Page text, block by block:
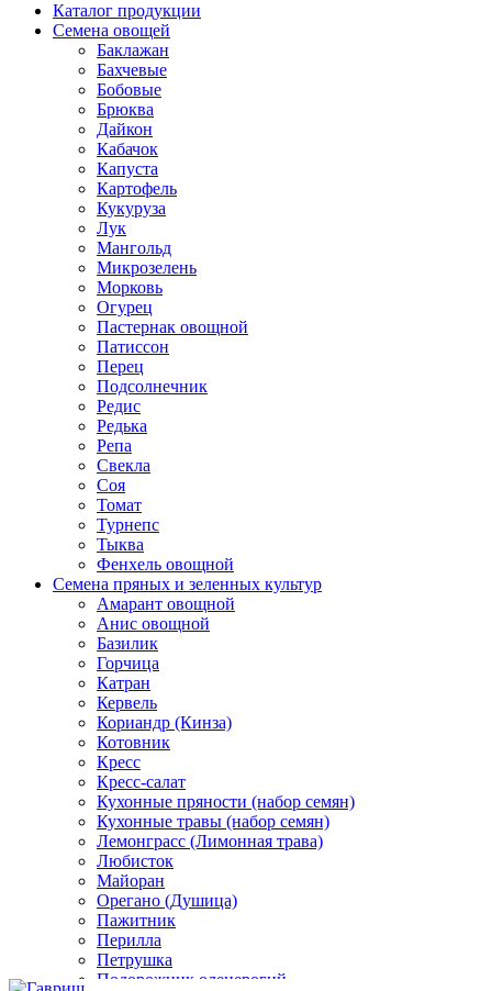
Каталог продукции
Семена овощей
Баклажан
Бахчевые
Бобовые
Брюква
Дайкон
Кабачок
Капуста
Картофель
Кукуруза
Лук
Мангольд
Микрозелень
Морковь
Огурец
Пастернак овощной
Патиссон
Перец
Подсолнечник
Редис
Редька
Репа
Свекла
Соя
Томат
Турнепс
Тыква
Фенхель овощной
Семена пряных и зеленных культур
Амарант овощной
Анис овощной
Базилик
Горчица
Катран
Кервель
Кориандр (Кинза)
Котовник
Кресс
Кресс-салат
Кухонные пряности (набор семян)
Кухонные травы (набор семян)
Лемонграсс (Лимонная трава)
Любисток
Майоран
Орегано (Душица)
Пажитник
Перилла
Петрушка
Подорожник оленерогий